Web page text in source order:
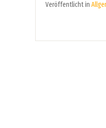
Veröffentlicht in